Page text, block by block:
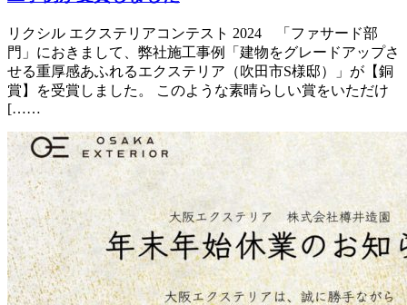
リクシル エクステリアコンテスト 2024 「ファサード部
門」におきまして、弊社施工事例「建物をグレードアップさ
せる重厚感あふれるエクステリア（吹田市S様邸）」が【銅
賞】を受賞しました。 このような素晴らしい賞をいただけ
[……